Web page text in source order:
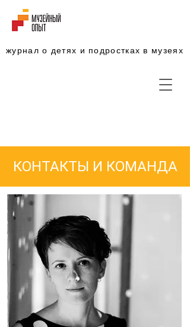
журнал о детях и подростках в музеях
КОНТАКТЫ И КОМАНДА